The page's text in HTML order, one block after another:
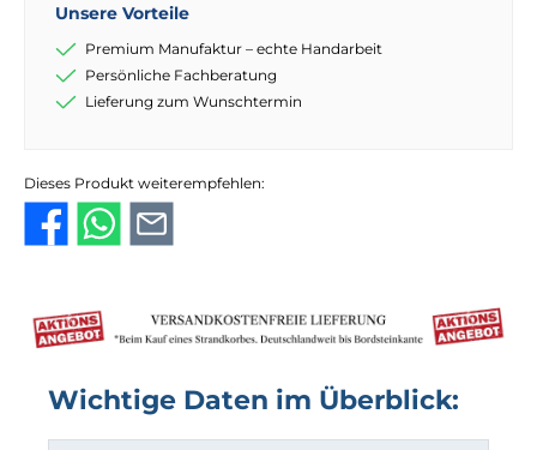
Unsere Vorteile
Premium Manufaktur – echte Handarbeit
Persönliche Fachberatung
Lieferung zum Wunschtermin
Dieses Produkt weiterempfehlen:
Wichtige Daten im Überblick: